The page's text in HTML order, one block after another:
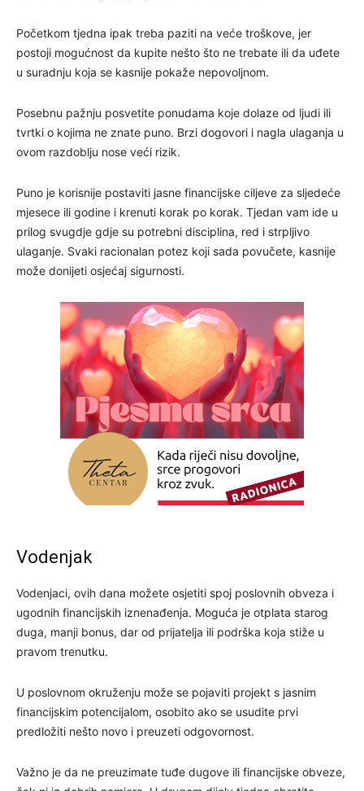
Početkom tjedna ipak treba paziti na veće troškove, jer
postoji mogućnost da kupite nešto što ne trebate ili da uđete
u suradnju koja se kasnije pokaže nepovoljnom.
Posebnu pažnju posvetite ponudama koje dolaze od ljudi ili
tvrtki o kojima ne znate puno. Brzi dogovori i nagla ulaganja u
ovom razdoblju nose veći rizik.
Puno je korisnije postaviti jasne financijske ciljeve za sljedeće
mjesece ili godine i krenuti korak po korak. Tjedan vam ide u
prilog svugdje gdje su potrebni disciplina, red i strpljivo
ulaganje. Svaki racionalan potez koji sada povučete, kasnije
može donijeti osjećaj sigurnosti.
Vodenjak
Vodenjaci, ovih dana možete osjetiti spoj poslovnih obveza i
ugodnih financijskih iznenađenja. Moguća je otplata starog
duga, manji bonus, dar od prijatelja ili podrška koja stiže u
pravom trenutku.
U poslovnom okruženju može se pojaviti projekt s jasnim
financijskim potencijalom, osobito ako se usudite prvi
predložiti nešto novo i preuzeti odgovornost.
Važno je da ne preuzimate tuđe dugove ili financijske obveze,